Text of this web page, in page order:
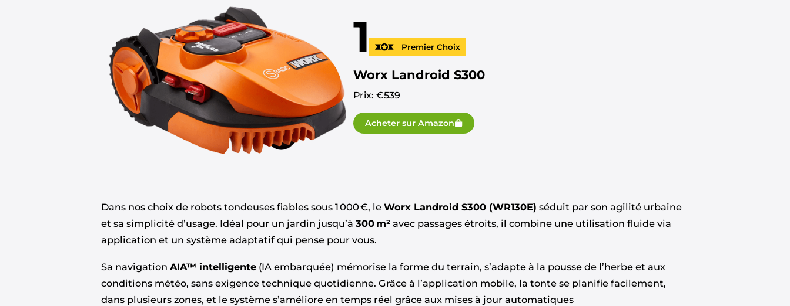
1 Premier Choix
Worx Landroid S300
Prix: €539
Acheter sur Amazon
Dans nos choix de robots tondeuses fiables sous 1 000 €, le Worx Landroid S300 (WR130E) séduit par son agilité urbaine
et sa simplicité d’usage. Idéal pour un jardin jusqu’à 300 m² avec passages étroits, il combine une utilisation fluide via
application et un système adaptatif qui pense pour vous.
Sa navigation AIA™ intelligente (IA embarquée) mémorise la forme du terrain, s’adapte à la pousse de l’herbe et aux
conditions météo, sans exigence technique quotidienne. Grâce à l’application mobile, la tonte se planifie facilement,
dans plusieurs zones, et le système s’améliore en temps réel grâce aux mises à jour automatiques